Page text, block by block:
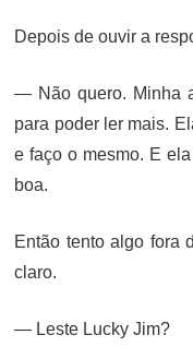
Depois de ouvir a
— Não quero. Minha
para poder ler mais.
e faço o mesmo. E
boa.
Então tento algo fora
claro.
— Leste Lucky Jim?